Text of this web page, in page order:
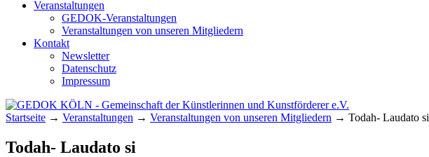
Veranstaltungen
GEDOK-Veranstaltungen
Veranstaltungen von unseren Mitgliedern
Kontakt
Newsletter
Datenschutz
Impressum
GEDOK KÖLN
Gemeinschaft der Künstlerinnen und Kunstförderer e.V.
Startseite → Veranstaltungen → Veranstaltungen von unseren Mitgliedern → Todah- Laudato si
Todah- Laudato si